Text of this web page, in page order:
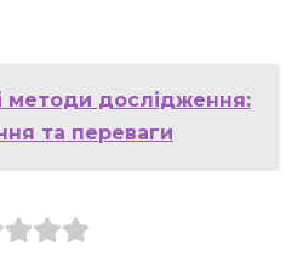
методи дослідження:
та переваги